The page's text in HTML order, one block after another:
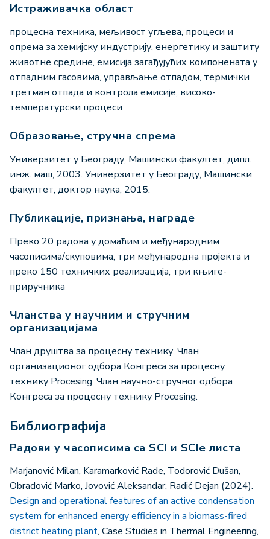
Истраживачка област
процесна техника, мељивост угљева, процеси и
опрема за хемијску индустрију, енергетику и заштиту
животне средине, емисија загађујућих компонената у
отпадним гасовима, управљање отпадом, термички
третман отпада и контрола емисије, високо-
температурски процеси
Образовање, стручна спрема
Универзитет у Београду, Машински факултет, дипл.
инж. маш, 2003. Универзитет у Београду, Машински
факултет, доктор наука, 2015.
Публикације, признања, награде
Преко 20 радова у домаћим и међународним
часописима/скуповима, три међународна пројекта и
преко 150 техничких реализација, три књиге-
приручника
Чланства у научним и стручним
организацијама
Члан друштва за процесну технику. Члан
организационог одбора Конгреса за процесну
технику Procesing. Члан научно-стручног одбора
Конгреса за процесну технику Procesing.
Библиографија
Радови у часописима са SCI и SCIe листа
Marjanović Milan, Karamarković Rade, Todorović Dušan,
Obradović Marko, Jovović Aleksandar, Radić Dejan (2024).
Design and operational features of an active condensation
system for enhanced energy efficiency in a biomass-fired
district heating plant, Case Studies in Thermal Engineering,